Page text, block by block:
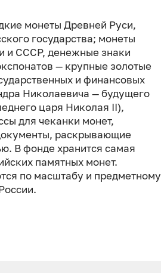
монеты Древней Руси,
государства; монеты
и СССР, денежные знаки
— крупные золотые
и финансовых
Николаевича — будущего
царя Николая II),
для чеканки монет,
раскрывающие
В фонде хранится самая
памятных монет.
по масштабу и предметному